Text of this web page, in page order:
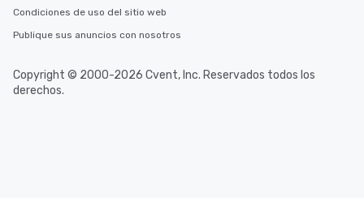
Condiciones de uso del sitio web
Publique sus anuncios con nosotros
Copyright © 2000-2026 Cvent, Inc. Reservados todos los
derechos.